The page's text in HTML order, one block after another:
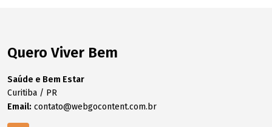
Quero Viver Bem
Saúde e Bem Estar
Curitiba / PR
Email: contato@webgocontent.com.br